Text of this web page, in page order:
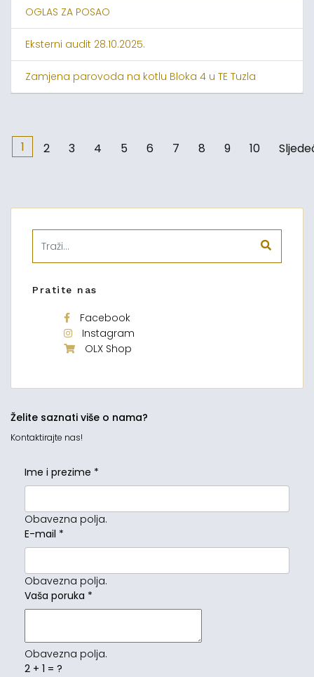
OGLAS ZA POSAO
Eksterni audit 28.10.2025.
Zamjena parovoda na kotlu Bloka 4 u TE Tuzla
1 2 3 4 5 6 7 8 9 10
Pratite nas
Facebook
Instagram
OLX Shop
Želite saznati više o nama?
Kontaktirajte nas!
Ime i prezime *
Obavezna polja.
E-mail *
Obavezna polja.
Vaša poruka *
Obavezna polja.
2 + 1 = ?